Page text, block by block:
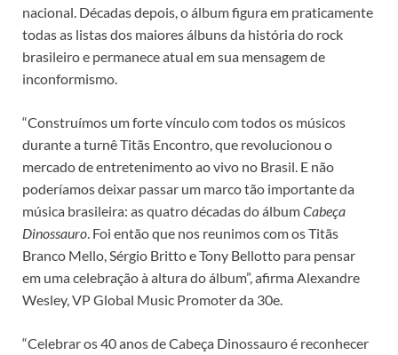
nacional. Décadas depois, o álbum figura em praticamente
todas as listas dos maiores álbuns da história do rock
brasileiro e permanece atual em sua mensagem de
inconformismo.
“Construímos um forte vínculo com todos os músicos
durante a turnê Titãs Encontro, que revolucionou o
mercado de entretenimento ao vivo no Brasil. E não
poderíamos deixar passar um marco tão importante da
música brasileira: as quatro décadas do álbumCabeça
Dinossauro . Foi então que nos reunimos com os Titãs
Branco Mello, Sérgio Britto e Tony Bellotto para pensar
em uma celebração à altura do álbum”, afirma Alexandre
Wesley, VP Global Music Promoter da 30e.
“Celebrar os 40 anos de Cabeça Dinossauro é reconhecer